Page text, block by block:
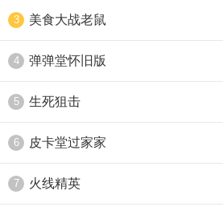
3 美食大战老鼠
4 弹弹堂怀旧版
5 生死狙击
6 皮卡堂过家家
7 火线精英